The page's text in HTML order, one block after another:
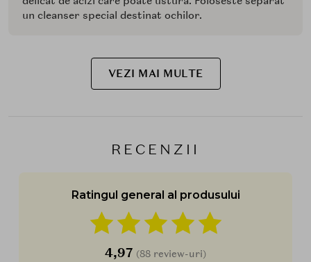
un cleanser special destinat ochilor.
VEZI MAI MULTE
RECENZII
Ratingul general al produsului
4,97 (88 review-uri)